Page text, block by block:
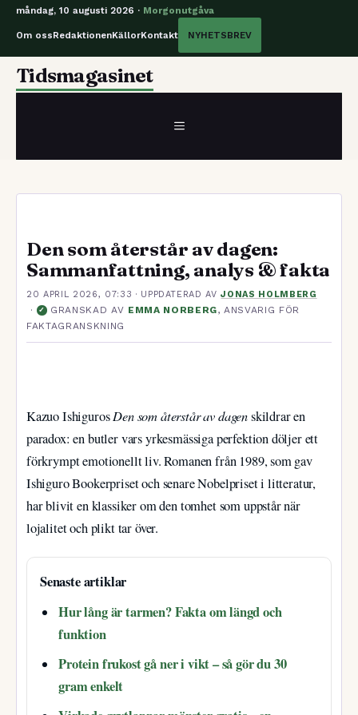
måndag, 10 augusti 2026 · Morgonutgåva
Om ossRedaktionenKällorKontakt NYHETSBREV
Hoppa
Tidsmagasinet
MENY
Den som återstår av dagen:
Sammanfattning, analys & fakta
20 APRIL 2026, 07:33 · UPPDATERADAVJONAS HOLMBERG
· ✓ GRANSKAD AV EMMA NORBERG, ANSVARIG FÖR
FAKTAGRANSKNING
Kazuo IshigurosDen som återstår av dagenskildrar en
paradox: en butler vars yrkesmässiga perfektion döljer ett
förkrympt emotionellt liv. Romanen från 1989, som gav
Ishiguro Bookerpriset och senare Nobelpriset i litteratur,
har blivit en klassiker om den tomhet som uppstår när
lojalitet och plikt tar över.
Senaste artiklar
Hur lång är tarmen? Fakta om längd och
funktion
Protein frukost gå ner i vikt – så gör du 30
gram enkelt